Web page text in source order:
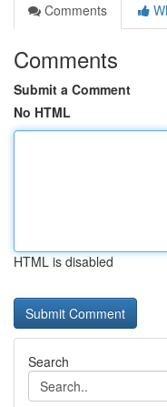
Comments
Comments
Submit a Comment
No HTML
HTML is disabled
Search